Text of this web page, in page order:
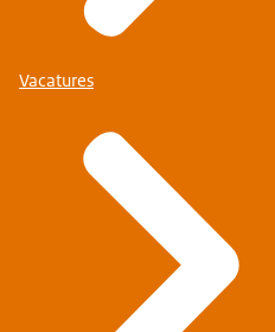
Vacatures